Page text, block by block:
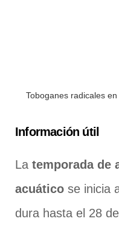
Toboganes radicales
Información útil
La temporada de
acuático se inicia
dura hasta el 28